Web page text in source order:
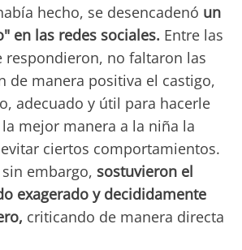
hecho, se desencadenó un
en las redes sociales. Entre las
respondieron, no faltaron las
de manera positiva el castigo,
adecuado y útil para hacerle
mejor manera a la niña la
ciertos comportamientos.
embargo, sostuvieron el
exagerado y decididamente
criticando de manera directa